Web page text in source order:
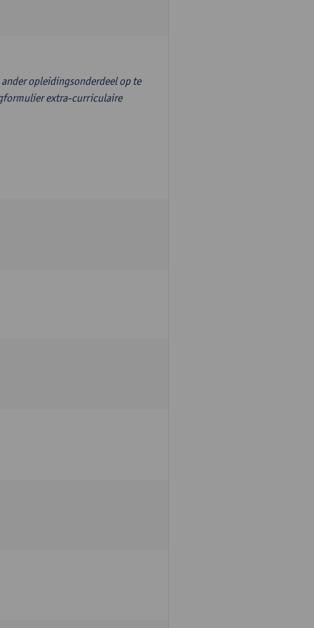
opleidingsonderdeel op te
extra-curriculaire